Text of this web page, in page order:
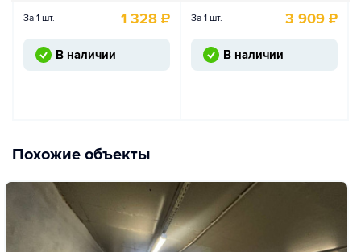
За 1 шт. 1 328 ₽
В наличии
За 1 шт. 3 909 ₽
В наличии
Похожие объекты